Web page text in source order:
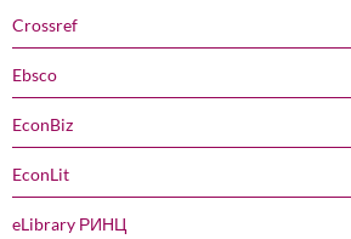
Crossref
Ebsco
EconBiz
EconLit
eLibrary РИНЦ